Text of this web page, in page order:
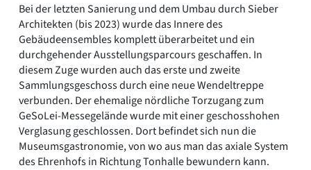
Bei der letzten Sanierung und dem Umbau durch Sieber
Architekten (bis 2023) wurde das Innere des
Gebäudeensembles komplett überarbeitet und ein
durchgehender Ausstellungsparcours geschaffen. In
diesem Zuge wurden auch das erste und zweite
Sammlungsgeschoss durch eine neue Wendeltreppe
verbunden. Der ehemalige nördliche Torzugang zum
GeSoLei-Messegelände wurde mit einer geschosshohen
Verglasung geschlossen. Dort befindet sich nun die
Museumsgastronomie, von wo aus man das axiale System
des Ehrenhofs in Richtung Tonhalle bewundern kann.